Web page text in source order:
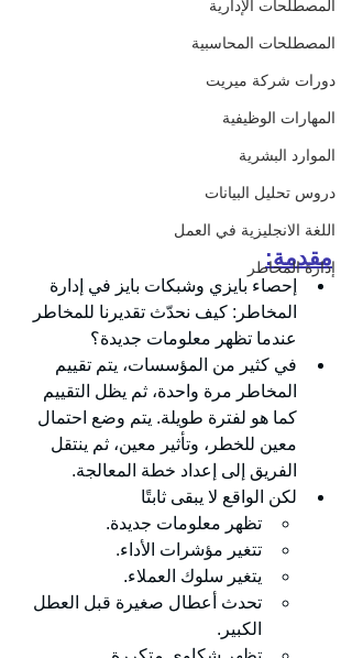
المصطلحات الإدارية
المصطلحات المحاسبية
دورات شركة ميريت
المهارات الوظيفية
الموارد البشرية
دروس تحليل البيانات
اللغة الانجليزية في العمل
إدارة المخاطر
مقدمة:
إحصاء بايزي وشبكات بايز في إدارة
المخاطر: كيف نحدّث تقديرنا للمخاطر
عندما تظهر معلومات جديدة؟
في كثير من المؤسسات، يتم تقييم
المخاطر مرة واحدة، ثم يظل التقييم
كما هو لفترة طويلة. يتم وضع احتمال
معين للخطر، وتأثير معين، ثم ينتقل
الفريق إلى إعداد خطة المعالجة.
لكن الواقع لا يبقى ثابتًا
تظهر معلومات جديدة.
تتغير مؤشرات الأداء.
يتغير سلوك العملاء.
تحدث أعطال صغيرة قبل العطل
الكبير.